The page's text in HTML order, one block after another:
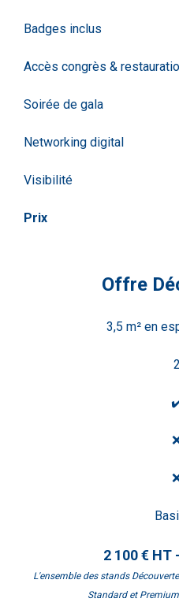
Badges inclus
Accès congrès &
Soirée de gala
Networking digital
Visibilité
Prix
Offre
3,5 m² en
2
2 100 € HT
L'ensemble des stands
Standard et